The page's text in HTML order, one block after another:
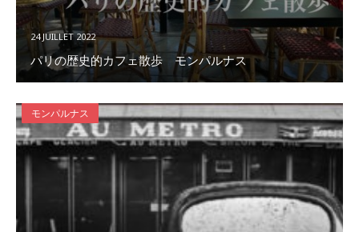
24 JUILLET 2022
パリの歴史的カフェ散歩 モンパルナス
モンパルナス